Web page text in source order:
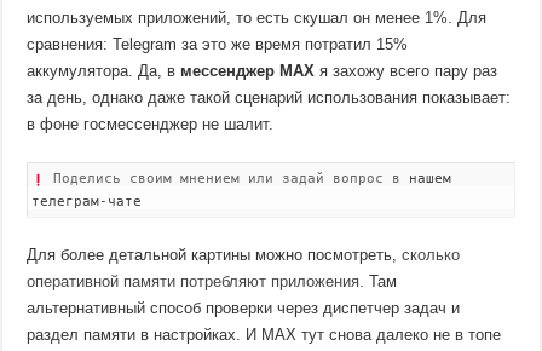
используемых приложений, то есть скушал он менее 1%. Для
сравнения: Telegram за это же время потратил 15%
аккумулятора. Да, в мессенджер MAX я захожу всего пару раз
за день, однако даже такой сценарий использования показывает:
в фоне госмессенджер не шалит.
Поделись своим мнением или задай вопрос в нашем
телеграм-чате
Для более детальной картины можно посмотреть,сколько
оперативной памяти потребляют приложения. Там
альтернативный способ проверки через диспетчер задач и
раздел памяти в настройках. И MAX тут снова далеко не в топе